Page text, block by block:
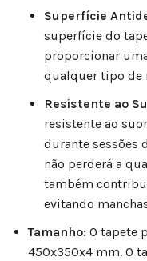
Superfície
superfície do
proporcionar
qualquer tipo de
Resistente ao
resistente ao
durante sessões
não perderá a
também
evitando
Tamanho: O tapete
450x350x4 mm. O